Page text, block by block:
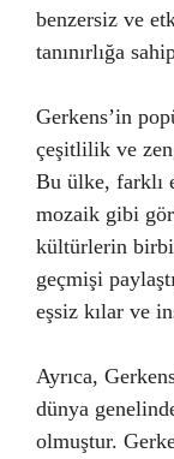
benzersiz ve
tanınırlığa
Gerkens’in
çeşitlilik ve
Bu ülke, farklı
mozaik gibi
kültürlerin
geçmişi
eşsiz kılar ve
Ayrıca,
dünya
olmuştur.